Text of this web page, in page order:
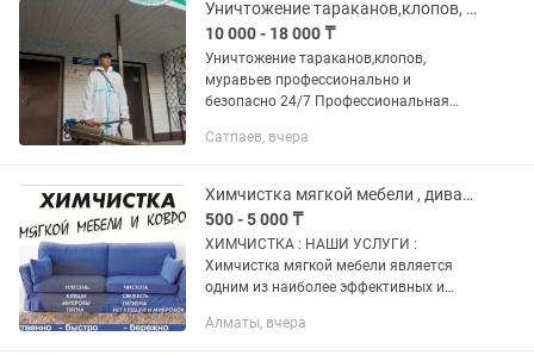
Уничтожение тараканов,клопов, муравьев профессионально и безопасно 24/7
10 000 - 18 000 ₸
Уничтожение тараканов,клопов,
муравьев профессионально и
безопасно 24/7 Профессиональная
дератизация, озонация, устранение
вентиляции Избавим...
Сатпаев, вчера
Химчистка мягкой мебели , диван, кресла, стулья, матрасы, ковры
500 - 5 000 ₸
ХИМЧИСТКА : НАШИ УСЛУГИ :
Химчистка мягкой мебели является
одним из наиболее эффективных и
от различных микробов, загрязнений,
Алматы, вчера